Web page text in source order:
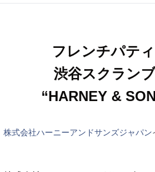
フレンチパテ
渋谷スクラン
“HARNEY &
株式会社ハーニーアンドサンズジャパン